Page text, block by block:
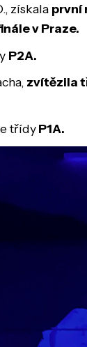
získala první
v Praze.
P2A.
zvítězila
třídyP1A.